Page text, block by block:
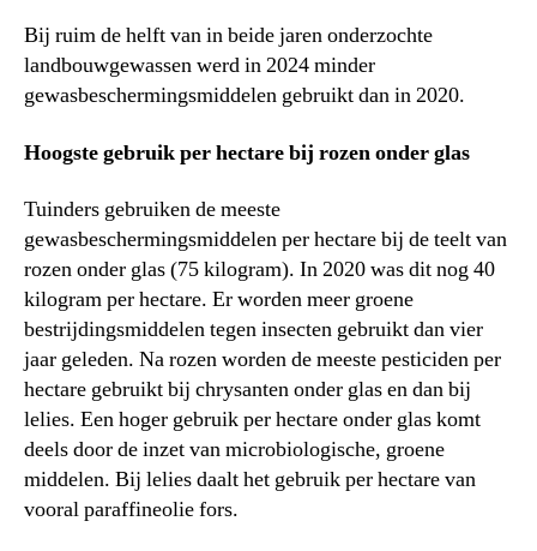
Bij ruim de helft van in beide jaren onderzochte
landbouwgewassen werd in 2024 minder
gewasbeschermingsmiddelen gebruikt dan in 2020.
Hoogste gebruik per hectare bij rozen onder glas
Tuinders gebruiken de meeste
gewasbeschermingsmiddelen per hectare bij de teelt van
rozen onder glas (75 kilogram). In 2020 was dit nog 40
kilogram per hectare. Er worden meer groene
bestrijdingsmiddelen tegen insecten gebruikt dan vier
jaar geleden. Na rozen worden de meeste pesticiden per
hectare gebruikt bij chrysanten onder glas en dan bij
lelies. Een hoger gebruik per hectare onder glas komt
deels door de inzet van microbiologische, groene
middelen. Bij lelies daalt het gebruik per hectare van
vooral paraffineolie fors.